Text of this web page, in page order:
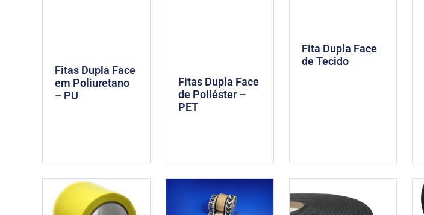
Fitas Dupla Face
em Poliuretano
– PU
Fitas Dupla Face
de Poliéster –
PET
Fita Dupla Face
de Tecido